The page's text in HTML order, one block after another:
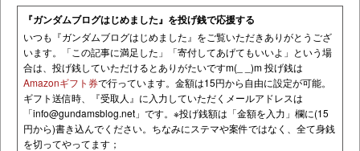
『ガンダムブログはじめました』を投げ銭で応援する
いつも『ガンダムブログはじめました』をご覧いただきありがとうござ
います。「この記事に満足した」「寄付してあげてもいいよ」という場
合は、投げ銭していただけるとありがたいですm(_ _)m 投げ銭は
Amazonギフト券で行っています。金額は15円から自由に設定が可能。
ギフト送信時、『受取人』に入力していただくメールアドレスは
「info@gundamsblog.net 」です。 ※投げ銭額は「金額を入力」欄に(15
円から)書き込んでください。ちなみにステマや案件ではなく、全て身銭
を切ってやってます；